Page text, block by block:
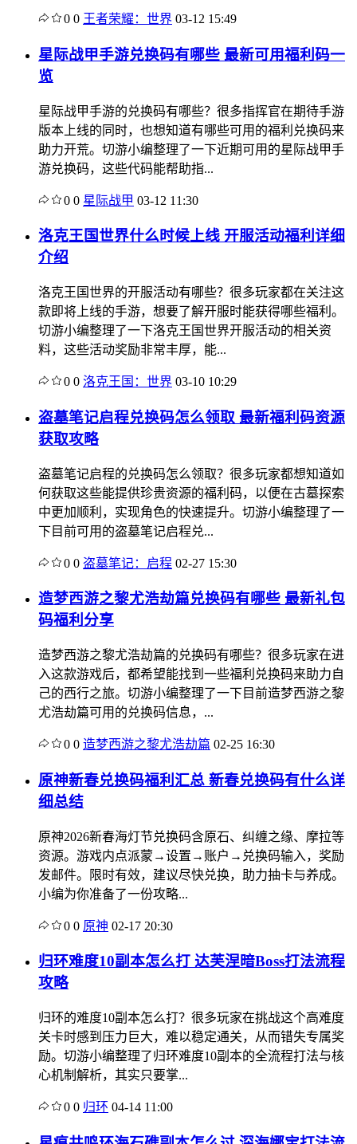
0 0 王者荣耀：世界 03-12 15:49
星际战甲手游兑换码有哪些 最新可用福利码一
览
星际战甲手游的兑换码有哪些？很多指挥官在期待手游
版本上线的同时，也想知道有哪些可用的福利兑换码来
助力开荒。切游小编整理了一下近期可用的星际战甲手
游兑换码，这些代码能帮助指...
0 0 星际战甲 03-12 11:30
洛克王国世界什么时候上线 开服活动福利详细
介绍
洛克王国世界的开服活动有哪些？很多玩家都在关注这
款即将上线的手游，想要了解开服时能获得哪些福利。
切游小编整理了一下洛克王国世界开服活动的相关资
料，这些活动奖励非常丰厚，能...
0 0 洛克王国：世界 03-10 10:29
盗墓笔记启程兑换码怎么领取 最新福利码资源
获取攻略
盗墓笔记启程的兑换码怎么领取？很多玩家都想知道如
何获取这些能提供珍贵资源的福利码，以便在古墓探索
中更加顺利，实现角色的快速提升。切游小编整理了一
下目前可用的盗墓笔记启程兑...
0 0 盗墓笔记：启程 02-27 15:30
造梦西游之黎尤浩劫篇兑换码有哪些 最新礼包
码福利分享
造梦西游之黎尤浩劫篇的兑换码有哪些？很多玩家在进
入这款游戏后，都希望能找到一些福利兑换码来助力自
己的西行之旅。切游小编整理了一下目前造梦西游之黎
尤浩劫篇可用的兑换码信息，...
0 0 造梦西游之黎尤浩劫篇 02-25 16:30
原神新春兑换码福利汇总 新春兑换码有什么详
细总结
原神2026新春海灯节兑换码含原石、纠缠之缘、摩拉等
资源。游戏内点派蒙→设置→账户→兑换码输入，奖励
发邮件。限时有效，建议尽快兑换，助力抽卡与养成。
小编为你准备了一份攻略...
0 0 原神 02-17 20:30
归环难度10副本怎么打 达芙涅暗Boss打法流程
攻略
归环的难度10副本怎么打？很多玩家在挑战这个高难度
关卡时感到压力巨大，难以稳定通关，从而错失专属奖
励。切游小编整理了归环难度10副本的全流程打法与核
心机制解析，其实只要掌...
0 0 归环 04-14 11:00